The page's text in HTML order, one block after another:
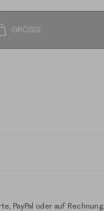
PayPal oder auf Rechnung